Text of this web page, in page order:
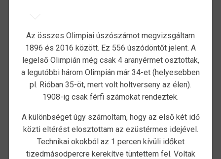
Az összes Olimpiai úszószámot megvizsgáltam
1896 és 2016 között. Ez 556 úszódöntőt jelent. A
legelső Olimpián még csak 4 aranyérmet osztottak,
a legutóbbi három Olimpián már 34-et (helyesebben
pl. Rióban 35-öt, mert volt holtverseny az élen).
1908-ig csak férfi számokat rendeztek.
A különbséget úgy számoltam, hogy az első két idő
közti eltérést elosztottam az ezüstérmes idejével.
Technikai okokból az 1 percen kívüli időket
tizedmásodpercre kerekítve tüntettem fel. Voltak